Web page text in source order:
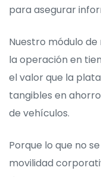
para asegurar
Nuestro módulo
la operación en
el valor que la
tangibles en
de vehículos.
Porque lo que no
movilidad